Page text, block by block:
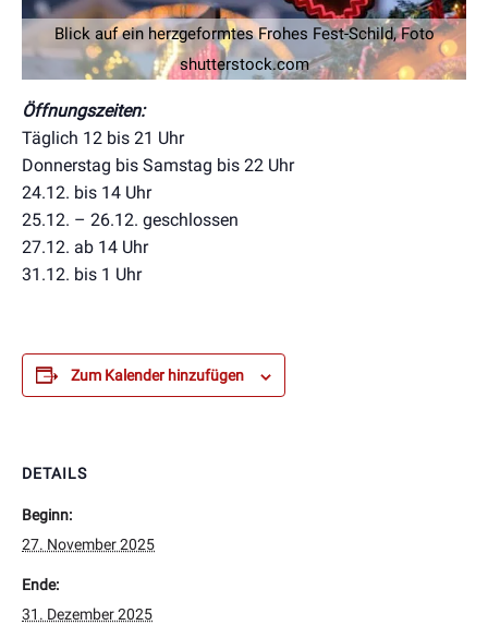
Blick auf ein herzgeformtes Frohes Fest-Schild, Foto
shutterstock.com
Öffnungszeiten:
Täglich 12 bis 21 Uhr
Donnerstag bis Samstag bis 22 Uhr
24.12. bis 14 Uhr
25.12. – 26.12. geschlossen
27.12. ab 14 Uhr
31.12. bis 1 Uhr
Zum Kalender hinzufügen
DETAILS
Beginn:
27. November 2025
Ende:
31. Dezember 2025